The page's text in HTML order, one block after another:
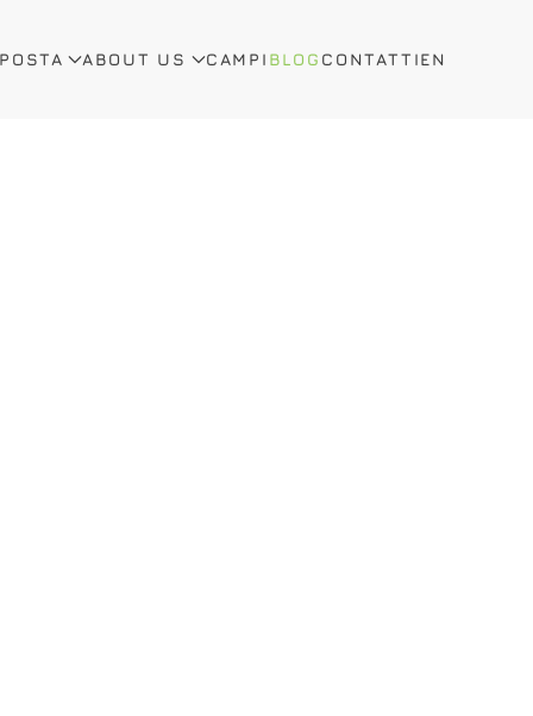
ABOUT US CAMPI BLOG CONTATTIEN